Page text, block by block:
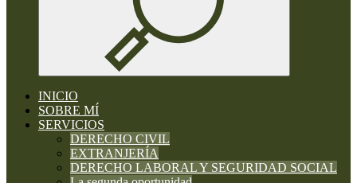
INICIO
SOBRE MÍ
SERVICIOS
DERECHO CIVIL
EXTRANJERÍA
DERECHO LABORAL Y SEGURIDAD SOCIAL